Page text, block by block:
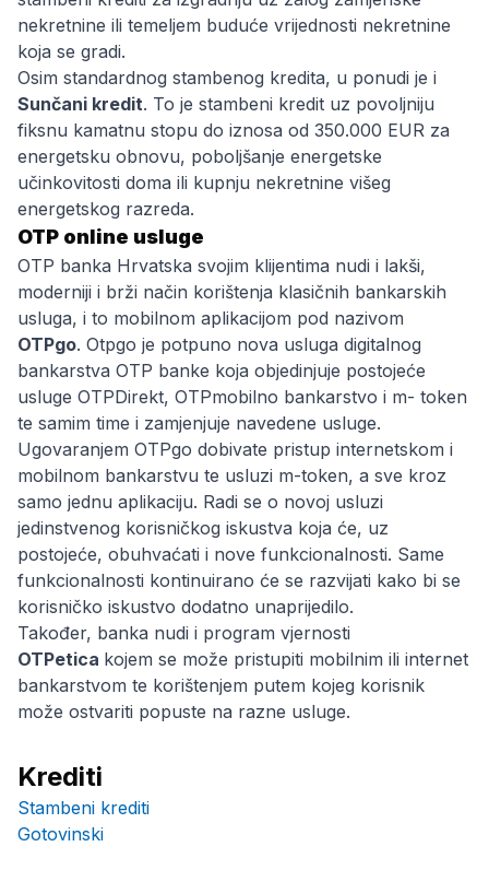
nekretnine ili temeljem buduće vrijednosti nekretnine
koja se gradi.
Osim standardnog stambenog kredita, u ponudi je i
Sunčani kredit. To je stambeni kredit uz povoljniju
fiksnu kamatnu stopu do iznosa od 350.000 EUR za
energetsku obnovu, poboljšanje energetske
učinkovitosti doma ili kupnju nekretnine višeg
energetskog razreda.
OTP online usluge
OTP banka Hrvatska svojim klijentima nudi i lakši,
moderniji i brži način korištenja klasičnih bankarskih
usluga, i to mobilnom aplikacijom pod nazivom
OTPgo. Otpgo je potpuno nova usluga digitalnog
bankarstva OTP banke koja objedinjuje postojeće
usluge OTPDirekt, OTPmobilno bankarstvo i m- token
te samim time i zamjenjuje navedene usluge.
Ugovaranjem OTPgo dobivate pristup internetskom i
mobilnom bankarstvu te usluzi m-token, a sve kroz
samo jednu aplikaciju. Radi se o novoj usluzi
jedinstvenog korisničkog iskustva koja će, uz
postojeće, obuhvaćati i nove funkcionalnosti. Same
funkcionalnosti kontinuirano će se razvijati kako bi se
korisničko iskustvo dodatno unaprijedilo.
Također, banka nudi i program vjernosti
OTPetica kojem se može pristupiti mobilnim ili internet
bankarstvom te korištenjem putem kojeg korisnik
može ostvariti popuste na razne usluge.
Krediti
Stambeni krediti
Gotovinski